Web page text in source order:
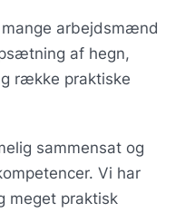
mange arbejdsmænd
af hegn,
række praktiske
sammensat og
Vi har
meget praktisk